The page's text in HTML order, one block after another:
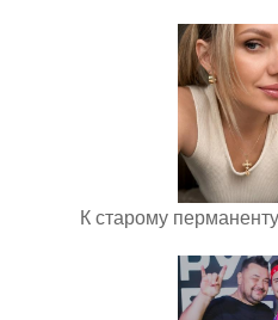
К старому